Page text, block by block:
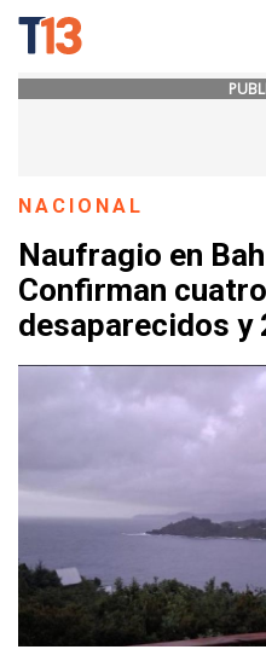
NACIONAL
Naufragio en
Confirman
desaparecidos y